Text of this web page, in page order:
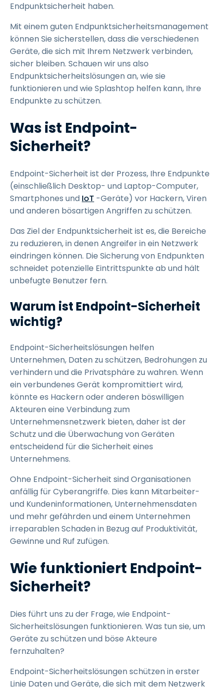
Endpunktsicherheit haben.
Mit einem guten Endpunktsicherheitsmanagement
können Sie sicherstellen, dass die verschiedenen
Geräte, die sich mit Ihrem Netzwerk verbinden,
sicher bleiben. Schauen wir uns also
Endpunktsicherheitslösungen an, wie sie
funktionieren und wie Splashtop helfen kann, Ihre
Endpunkte zu schützen.
Was ist Endpoint-
Sicherheit?
Endpoint-Sicherheit ist der Prozess, Ihre Endpunkte
(einschließlich Desktop- und Laptop-Computer,
Smartphones und IoT -Geräte) vor Hackern, Viren
und anderen bösartigen Angriffen zu schützen.
Das Ziel der Endpunktsicherheit ist es, die Bereiche
zu reduzieren, in denen Angreifer in ein Netzwerk
eindringen können. Die Sicherung von Endpunkten
schneidet potenzielle Eintrittspunkte ab und hält
unbefugte Benutzer fern.
Warum ist Endpoint-Sicherheit
wichtig?
Endpoint-Sicherheitslösungen helfen
Unternehmen, Daten zu schützen, Bedrohungen zu
verhindern und die Privatsphäre zu wahren. Wenn
ein verbundenes Gerät kompromittiert wird,
könnte es Hackern oder anderen böswilligen
Akteuren eine Verbindung zum
Unternehmensnetzwerk bieten, daher ist der
Schutz und die Überwachung von Geräten
entscheidend für die Sicherheit eines
Unternehmens.
Ohne Endpoint-Sicherheit sind Organisationen
anfällig für Cyberangriffe. Dies kann Mitarbeiter-
und Kundeninformationen, Unternehmensdaten
und mehr gefährden und einem Unternehmen
irreparablen Schaden in Bezug auf Produktivität,
Gewinne und Ruf zufügen.
Wie funktioniert Endpoint-
Sicherheit?
Dies führt uns zu der Frage, wie Endpoint-
Sicherheitslösungen funktionieren. Was tun sie, um
Geräte zu schützen und böse Akteure
fernzuhalten?
Endpoint-Sicherheitslösungen schützen in erster
Linie Daten und Geräte, die sich mit dem Netzwerk